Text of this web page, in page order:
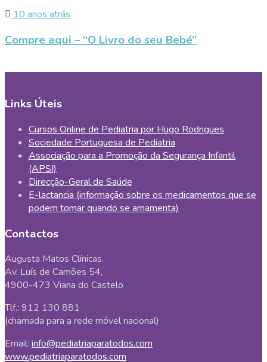
10 anos atrás
Compre aqui – “O Livro do seu Bebé”
Links Úteis
Cursos Online de Pediatria por Hugo Rodrigues
Sociedade Portuguesa de Pediatria
Associação para a Promoção da Segurança Infantil
(APSI)
Direcção-Geral de Saúde
E-lactancia (informação sobre os medicamentos que se
podem tomar quando se amamenta)
Contactos
Augusta Matos Clínicas.
Av. Luís de Camões 54,
4900-473 Viana do Castelo
Tlf.: 912 130 881
(chamada para a rede móvel nacional)
Email: info@pediatriaparatodos.com
www.pediatriaparatodos.com